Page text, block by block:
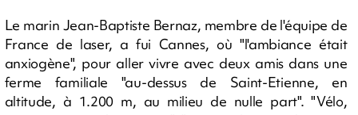
Le marin Jean-Baptiste Bernaz, membre de l'équipe de
France de laser, a fui Cannes, où "l'ambiance était
anxiogène", pour aller vivre avec deux amis dans une
ferme familiale "au-dessus de Saint-Etienne, en
altitude, à 1.200 m, au milieu de nulle part". "Vélo,